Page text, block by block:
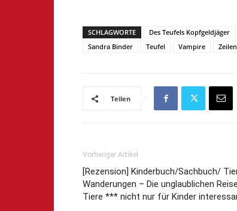
SCHLAGWORTE Des Teufels Kopfgeldjäger
Sandra Binder
Teufel Vampire
Teilen
Vorheriger Artikel
[Rezension] Kinderbuch/Sachbuch/
Wanderungen – Die unglaublichen
Tiere *** nicht nur für Kinder